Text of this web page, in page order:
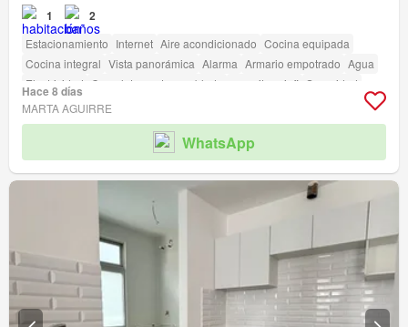
1 2
Estacionamiento Internet Aire acondicionado Cocina equipada
Cocina integral Vista panorámica Alarma Armario empotrado Agua
Electricidad
Completamente amoblado amenity_wi_fi Seguridad
Conserje Garita de guardianía
Hace 8 días
MARTA AGUIRRE
WhatsApp